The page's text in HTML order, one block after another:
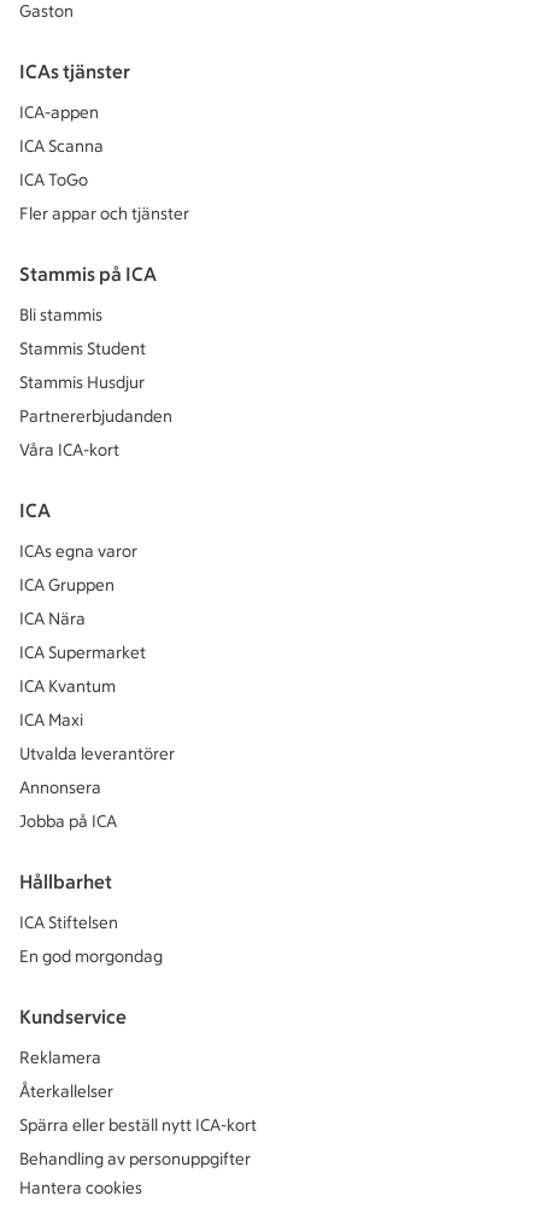
Gaston
ICAs tjänster
ICA-appen
ICA Scanna
ICA ToGo
Fler appar och tjänster
Stammis på ICA
Bli stammis
Stammis Student
Stammis Husdjur
Partnererbjudanden
Våra ICA-kort
ICA
ICAs egna varor
ICA Gruppen
ICA Nära
ICA Supermarket
ICA Kvantum
ICA Maxi
Utvalda leverantörer
Annonsera
Jobba på ICA
Hållbarhet
ICA Stiftelsen
En god morgondag
Kundservice
Reklamera
Återkallelser
Spärra eller beställ nytt ICA-kort
Behandling av personuppgifter
Hantera cookies